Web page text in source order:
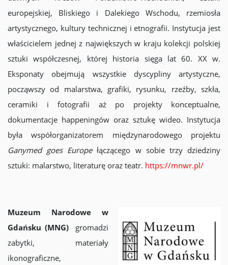
europejskiej, Bliskiego i Dalekiego Wschodu, rzemiosła
artystycznego, kultury technicznej i etnografii. Instytucja jest
właścicielem jednej z największych w kraju kolekcji polskiej
sztuki współczesnej, której historia sięga lat 60. XX w.
Eksponaty obejmują wszystkie dyscypliny artystyczne,
począwszy od malarstwa, grafiki, rysunku, rzeźby, szkła,
ceramiki i fotografii aż po projekty konceptualne,
dokumentacje happeningów oraz sztukę wideo. Instytucja
była współorganizatorem międzynarodowego projektu
Ganymed goes Europełączącego w sobie trzy dziedziny
sztuki: malarstwo, literaturę oraz teatr. https://mnwr.pl/
Muzeum Narodowe w
Gdańsku (MNG)
gromadzi
zabytki, materiały
ikonograficzne,